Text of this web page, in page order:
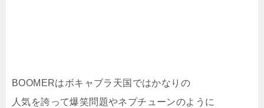
BOOMERはボキャブラ天国ではかなりの
人気を誇って爆笑問題やネプチューンのように